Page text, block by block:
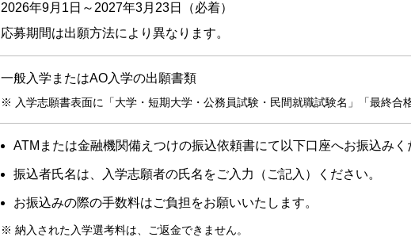
2026年9月1日～2027年3月23日（必着）
応募期間は出願方法により異なります。
一般入学またはAO入学の出願書類
※ 入学志願書表面に「大学・短期大学・公務員試験・民間就職試験名」「最終合
ATMまたは金融機関備えつけの振込依頼書にて以下口座へお振込みく
振込者氏名は、入学志願者の氏名をご入力（ご記入）ください。
お振込みの際の手数料はご負担をお願いいたします。
※ 納入された入学選考料は、ご返金できません。